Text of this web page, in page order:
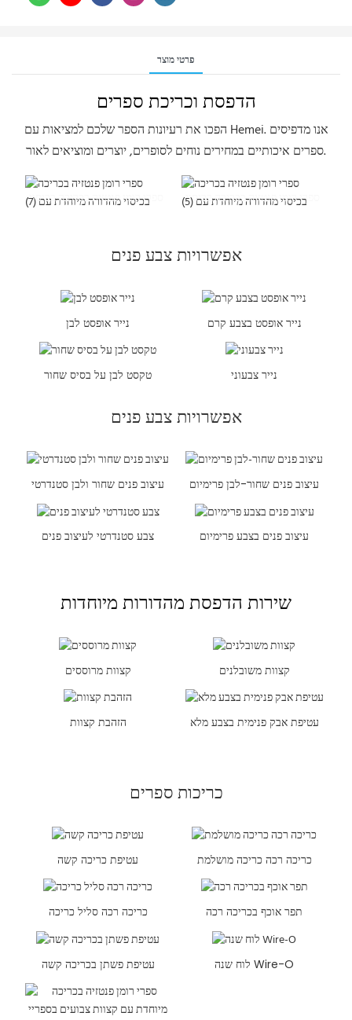
פרטי מוצר
הדפסת וכריכת ספרים
הפכו את רעיונות הספר שלכם למציאות עם Hemei. אנו מדפיסים
ספרים איכותיים במחירים נוחים לסופרים, יוצרים ומוציאים לאור.
ספרי רומן פנטזיה בכריכה בכיסוי
ספרי רומן פנטזיה בכריכה בכיסוי
אפשרויות צבע פנים
נייר אופסט לבן נייר אופסט בצבע קרם
טקסט לבן על בסיס שחור נייר צבעוני
אפשרויות צבע פנים
עיצוב פנים שחור ולבן סטנדרטי עיצוב פנים שחור-לבן פרימיום
צבע סטנדרטי לעיצוב פנים עיצוב פנים בצבע פרימיום
שירות הדפסת מהדורות מיוחדות
קצוות מרוססים קצוות משובלנים
הזהבת קצוות עטיפת אבק פנימית בצבע מלא
כריכות ספרים
עטיפת כריכה קשה כריכה רכה כריכה מושלמת
כריכה רכה סליל כריכה תפר אוכף בכריכה רכה
עטיפת פשתן בכריכה קשה לוח שנה Wire-O